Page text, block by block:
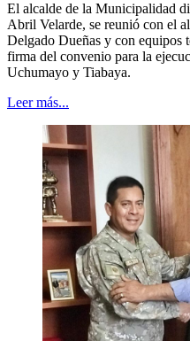
El alcalde de la Municipalidad
Abril Velarde, se reunió con el
Delgado Dueñas y con equipos
firma del convenio para la
Uchumayo y Tiabaya.
Leer más...